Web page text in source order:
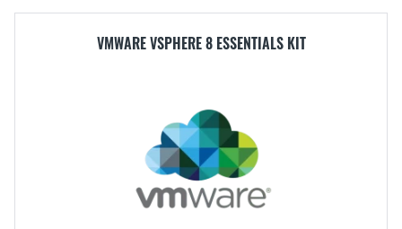
VMWARE VSPHERE 8 ESSENTIALS KIT